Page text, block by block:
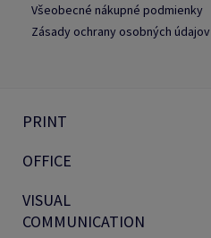
Všeobecné nákupné podmienky
Zásady ochrany osobných údajov
PRINT
OFFICE
VISUAL
COMMUNICATION